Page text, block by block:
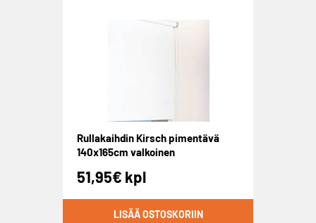
Rullakaihdin Kirsch pimentävä
140x165cm valkoinen
51,95€ kpl
LISÄÄ OSTOSKORIIN